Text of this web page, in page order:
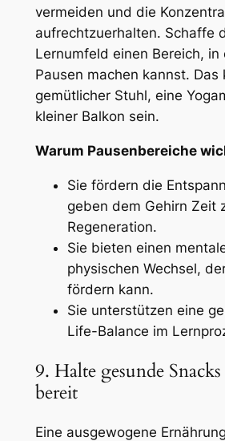
vermeiden und die
aufrechtzuerhalten. Schaffe
Lernumfeld einen Bereich, in
Pausen machen kannst. Das
gemütlicher Stuhl, eine
kleiner Balkon sein.
Warum Pausenbereiche
Sie fördern die
geben dem Gehirn Zeit
Regeneration.
Sie bieten einen
physischen Wechsel,
fördern kann.
Sie unterstützen eine
Life-Balance im
9. Halte gesunde
bereit
Eine ausgewogene